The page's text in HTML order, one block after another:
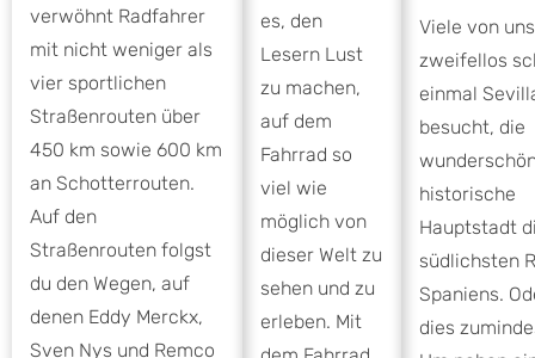
verwöhnt Radfahrer
mit nicht weniger als
vier sportlichen
Straßenrouten über
450 km sowie 600 km
an Schotterrouten.
Auf den
Straßenrouten folgst
du den Wegen, auf
denen Eddy Merckx,
Sven Nys und Remco
es, den
Lesern Lust
zu machen,
auf dem
Fahrrad so
viel wie
möglich von
dieser Welt zu
sehen und zu
erleben. Mit
Viele von
zweifellos
einmal
besucht, die
historische
Hauptstadt
südlichsten
Spaniens.
dies